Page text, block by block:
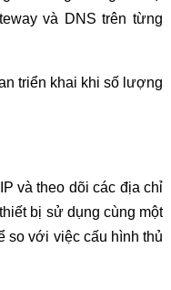
và DNS trên từng
triển khai khi số lượng
và theo dõi các địa chỉ
bị sử dụng cùng một
so với việc cấu hình thủ